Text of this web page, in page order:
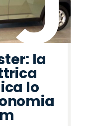
la
lo